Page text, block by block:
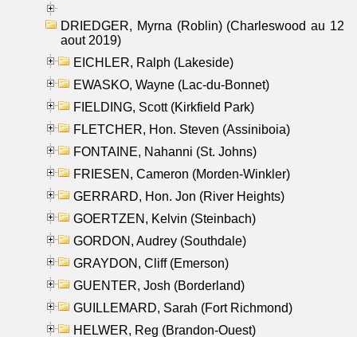
DRIEDGER, Myrna (Roblin) (Charleswood au 12
aout 2019)
EICHLER, Ralph (Lakeside)
EWASKO, Wayne (Lac-du-Bonnet)
FIELDING, Scott (Kirkfield Park)
FLETCHER, Hon. Steven (Assiniboia)
FONTAINE, Nahanni (St. Johns)
FRIESEN, Cameron (Morden-Winkler)
GERRARD, Hon. Jon (River Heights)
GOERTZEN, Kelvin (Steinbach)
GORDON, Audrey (Southdale)
GRAYDON, Cliff (Emerson)
GUENTER, Josh (Borderland)
GUILLEMARD, Sarah (Fort Richmond)
HELWER, Reg (Brandon-Ouest)